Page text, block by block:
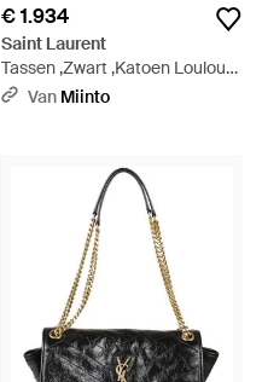
€ 1.934
Saint Laurent
Tassen ,Zwart ,Katoen Loulou
Toy Crossbody - Zwart
Van Miinto